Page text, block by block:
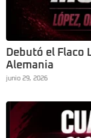
Debutó el Flaco
Alemania
junio 29, 2026